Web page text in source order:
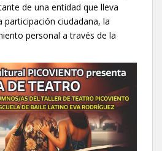
de una entidad que lleva
ciudadana, la
personal a través de la